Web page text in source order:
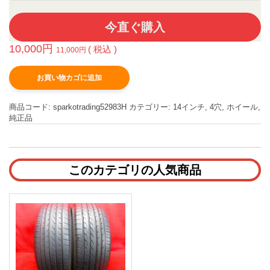
今直ぐ購入
10,000円 11,000円 ( 税込 )
お買い物カゴに追加
商品コード: sparkotrading52983H カテゴリー: 14インチ 4穴 ホイール
純正品
このカテゴリの人気商品